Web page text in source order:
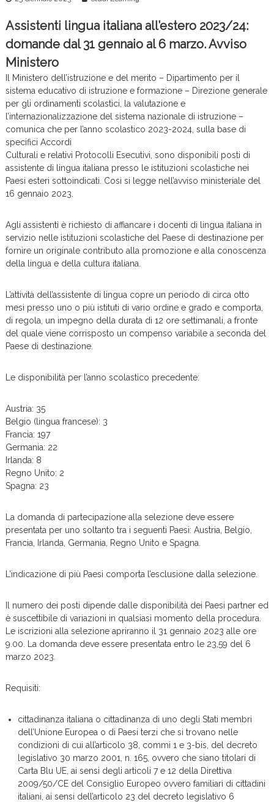
e
Assistenti lingua italiana all’estero 2023/24:
domande dal 31 gennaio al 6 marzo. Avviso
Ministero
Il Ministero dell’istruzione e del merito – Dipartimento per il
sistema educativo di istruzione e formazione – Direzione generale
per gli ordinamenti scolastici, la valutazione e
l’internazionalizzazione del sistema nazionale di istruzione –
comunica che per l’anno scolastico 2023-2024, sulla base di
specifici Accordi
Culturali e relativi Protocolli Esecutivi, sono disponibili posti di
assistente di lingua italiana presso le istituzioni scolastiche nei
Paesi esteri sottoindicati. Così si legge nell’avviso ministeriale del
16 gennaio 2023.
Agli assistenti è richiesto di affiancare i docenti di lingua italiana in
servizio nelle istituzioni scolastiche del Paese di destinazione per
fornire un originale contributo alla promozione e alla conoscenza
della lingua e della cultura italiana.
L’attività dell’assistente di lingua copre un periodo di circa otto
mesi presso uno o più istituti di vario ordine e grado e comporta,
di regola, un impegno della durata di 12 ore settimanali, a fronte
del quale viene corrisposto un compenso variabile a seconda del
Paese di destinazione.
Le disponibilità per l’anno scolastico precedente:
Austria: 35
Belgio (lingua francese): 3
Francia: 197
Germania: 22
Irlanda: 8
Regno Unito: 2
Spagna: 23
La domanda di partecipazione alla selezione deve essere
presentata per uno soltanto tra i seguenti Paesi: Austria, Belgio,
Francia, Irlanda, Germania, Regno Unito e Spagna.
L’indicazione di più Paesi comporta l’esclusione dalla selezione.
Il numero dei posti dipende dalle disponibilità dei Paesi partner ed
è suscettibile di variazioni in qualsiasi momento della procedura.
Le iscrizioni alla selezione apriranno il 31 gennaio 2023 alle ore
9.00. La domanda deve essere presentata entro le 23,59 del 6
marzo 2023.
Requisiti:
cittadinanza italiana o cittadinanza di uno degli Stati membri
dell’Unione Europea o di Paesi terzi che si trovano nelle
condizioni di cui all’articolo 38, commi 1 e 3-bis, del decreto
legislativo 30 marzo 2001, n. 165, ovvero che siano titolari di
Carta Blu UE, ai sensi degli articoli 7 e 12 della Direttiva
2009/50/CE del Consiglio Europeo ovvero familiari di cittadini
italiani, ai sensi dell’articolo 23 del decreto legislativo 6